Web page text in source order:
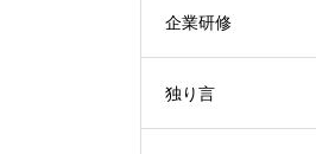
企業研修
独り言